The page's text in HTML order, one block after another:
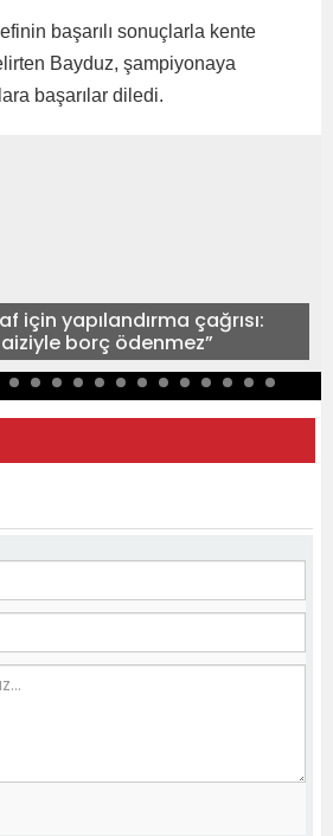
başarılı sonuçlarla kente
Bayduz, şampiyonaya
başarılar diledi.
için yapılandırma çağrısı:
borç ödenmez”